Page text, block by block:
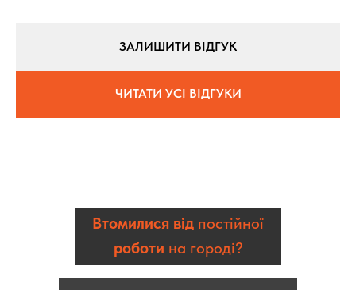
ЗАЛИШИТИ ВІДГУК
ЧИТАТИ УСІ ВІДГУКИ
Втомилися від постійної
роботи на городі?